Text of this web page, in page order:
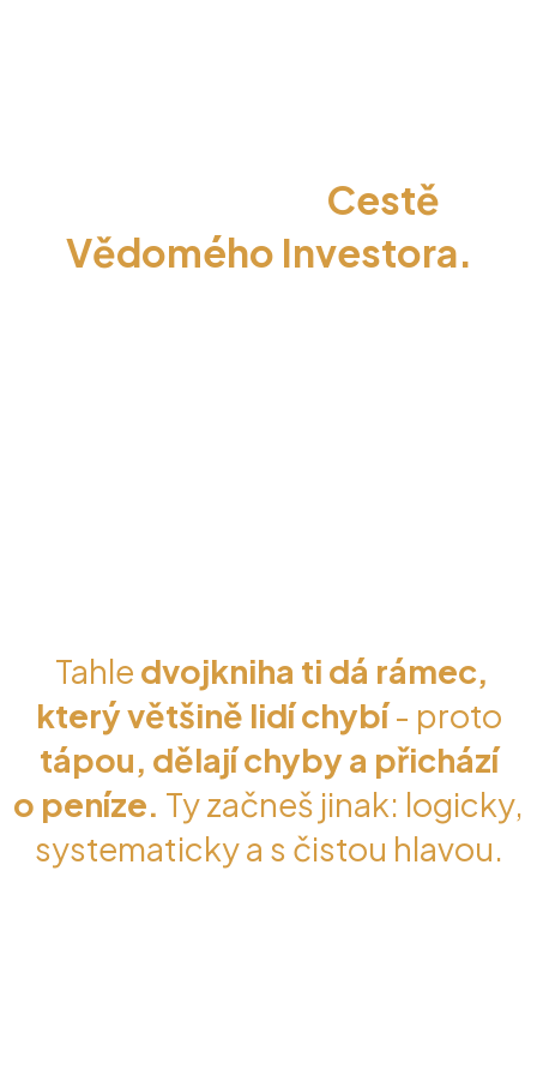
Cestě
Vědomého Investora.
Tahle dvojkniha ti dá rámec,
který většině lidí chybí- proto
tápou, dělají chyby a přichází
o peníze. Ty začneš jinak: logicky,
systematicky a s čistou hlavou.